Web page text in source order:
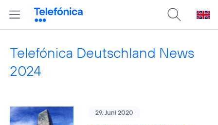
Telefónica Deutschland News
2024
29. Juni 2020